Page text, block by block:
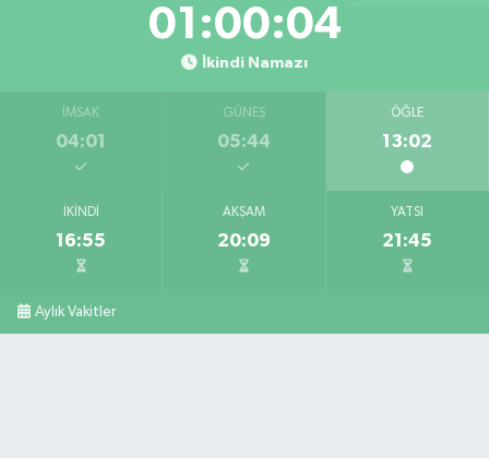
01:00:03
İkindi Namazı
İMSAK
04:01
GÜNEŞ
05:44
ÖĞLE
13:02
İKINDI
16:55
AKŞAM
20:09
YATSI
21:45
Aylık Vakitler